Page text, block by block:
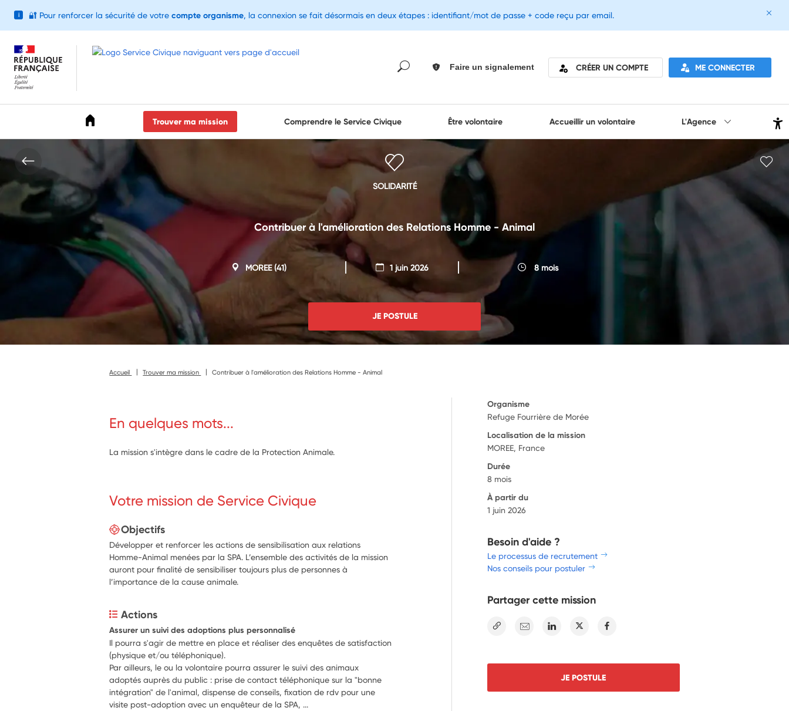
Faire un signalement CRÉER UN COMPTE ME CONNECTER
Trouver ma mission Comprendre le Service Civique Être volontaire Accueillir un volontaire L'Agence
SOLIDARITÉ
Contribuer à l'amélioration des Relations Homme - Animal
MOREE(41) 1 juin 2026 8 mois
JE POSTULE
Accueil Trouver ma mission Contribuer à l'amélioration des Relations Homme - Animal
En quelques mots...
La mission s'intègre dans le cadre de la Protection Animale.
Votre mission de Service Civique
Objectifs
Développer et renforcer les actions de sensibilisation aux relations
Homme-Animal menées par la SPA. L’ensemble des activités de la mission
auront pour finalité de sensibiliser toujours plus de personnes à
l’importance de la cause animale.
Actions
Assurer un suivi des adoptions plus personnalisé
Il pourra s'agir de mettre en place et réaliser des enquêtes de satisfaction
(physique et/ou téléphonique).
Par ailleurs, le ou la volontaire pourra assurer le suivi des animaux
adoptés auprès du public : prise de contact téléphonique sur la "bonne
intégration" de l'animal, dispense de conseils, fixation de rdv pour une
visite post-adoption avec un enquêteur de la SPA, ...
Organisme
Refuge Fourrière de Morée
Localisation de la mission
MOREE, France
Durée
8 mois
À partir du
1 juin 2026
Besoin d'aide ?
Le processus de recrutement
Nos conseils pour postuler
Partager cette mission
E-mail Linkedin Twitter
JE POSTULE
i 🔐 Pour renforcer la sécurité de votre compte organisme, la connexion se fait désormais en deux étapes : identifiant/mot de passe + code reçu par email.